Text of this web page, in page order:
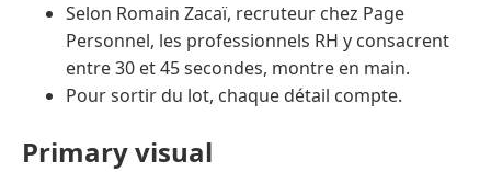
Selon Romain Zacaï, recruteur chez Page
Personnel, les professionnels RH y consacrent
entre 30 et 45 secondes, montre en main.
Pour sortir du lot, chaque détail compte.
Primary visual